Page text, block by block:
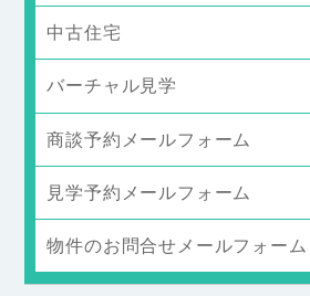
中古住宅
バーチャル見学
商談予約メールフォーム
見学予約メールフォーム
物件のお問合せメールフォーム